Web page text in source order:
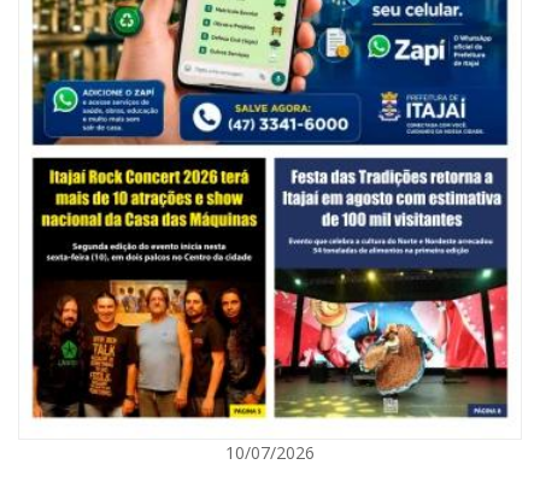
06/08/2026 | 07:00
Secretaria de Cultura retoma oficinas culturais com diversas
modalidades para a comunidade
BALNEÁRIO CAMBORIÚ
10/07/2026